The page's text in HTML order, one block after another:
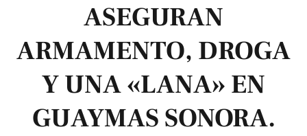
ASEGURAN
ARMAMENTO, DROGA
Y UNA «LANA» EN
GUAYMAS SONORA.